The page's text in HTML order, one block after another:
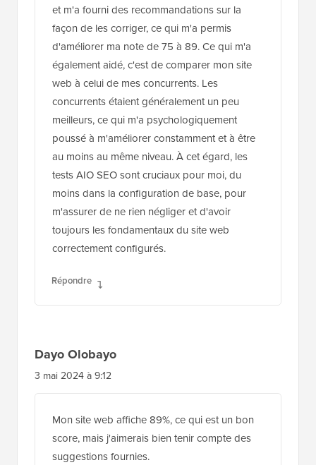
et m'a fourni des recommandations sur la
façon de les corriger, ce qui m'a permis
d'améliorer ma note de 75 à 89. Ce qui m'a
également aidé, c'est de comparer mon site
web à celui de mes concurrents. Les
concurrents étaient généralement un peu
meilleurs, ce qui m'a psychologiquement
poussé à m'améliorer constamment et à être
au moins au même niveau. À cet égard, les
tests AIO SEO sont cruciaux pour moi, du
moins dans la configuration de base, pour
m'assurer de ne rien négliger et d'avoir
toujours les fondamentaux du site web
correctement configurés.
Répondre
Dayo Olobayo
3 mai 2024 à 9:12
Mon site web affiche 89%, ce qui est un bon
score, mais j'aimerais bien tenir compte des
suggestions fournies.